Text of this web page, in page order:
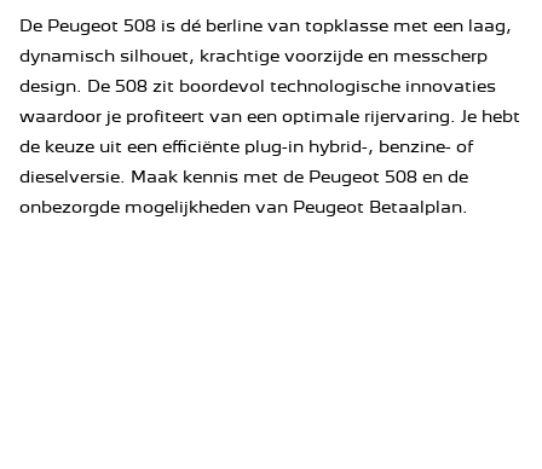
De Peugeot 508 is dé berline van topklasse met een laag,
dynamisch silhouet, krachtige voorzijde en messcherp
design. De 508 zit boordevol technologische innovaties
waardoor je profiteert van een optimale rijervaring. Je hebt
de keuze uit een efficiënte plug-in hybrid-, benzine- of
dieselversie. Maak kennis met de Peugeot 508 en de
onbezorgde mogelijkheden van Peugeot Betaalplan.